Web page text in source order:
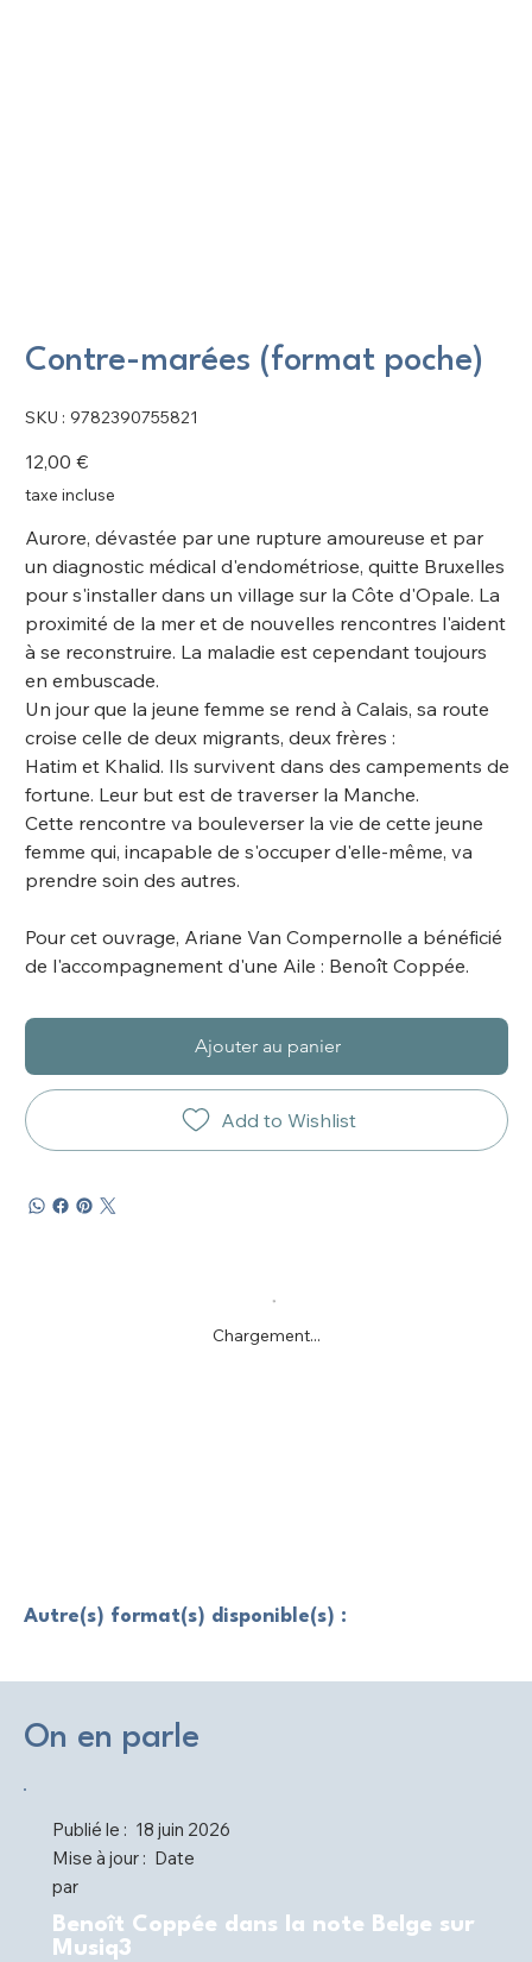
Autre(s) format(s) disponible(s) :
Contre-marées (format poche)
SKU : SKU
9782390755821
9782390755821
Prix
12,00 €
taxe incluse
Aurore, dévastée par une rupture amoureuse et par
un diagnostic médical d'endométriose, quitte Bruxelles
pour s'installer dans un village sur la Côte d'Opale. La
proximité de la mer et de nouvelles rencontres l'aident
à se reconstruire. La maladie est cependant toujours
en embuscade.
Un jour que la jeune femme se rend à Calais, sa route
croise celle de deux migrants, deux frères :
Hatim et Khalid. Ils survivent dans des campements de
fortune. Leur but est de traverser la Manche.
Cette rencontre va bouleverser la vie de cette jeune
femme qui, incapable de s'occuper d'elle-même, va
prendre soin des autres.
Pour cet ouvrage, Ariane Van Compernolle a bénéficié
de l'accompagnement d'une Aile : Benoît Coppée.
Ajouter au panier
Add to Wishlist
Chargement...
On en parle
Publié le : 18 juin 2026
Mise à jour : Date
par
Benoît Coppée dans la note Belge sur
Musiq3